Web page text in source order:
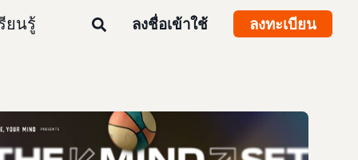
ยนรู้ ลงชื่อเข้าใช้ ลงทะเบียน